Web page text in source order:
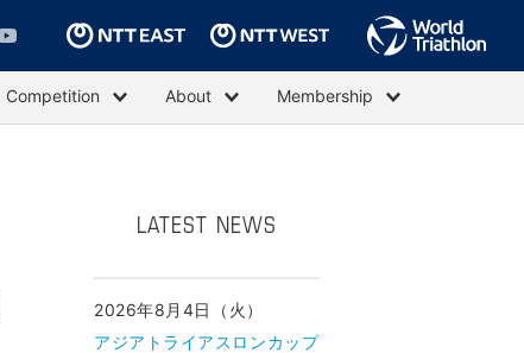
Competition About Membership
LATEST NEWS
2026年8月4日（火）
アジアトライアスロンカップ